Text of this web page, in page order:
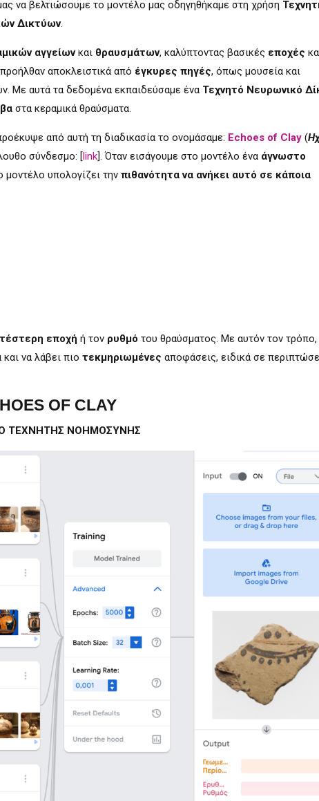
να βελτιώσουμε το μοντέλο μας οδηγηθήκαμε στη χρήση
Δικτύων.
αγγείωνκαι θραυσμάτων, καλύπτοντας βασικές εποχές
αποκλειστικά από έγκυρες πηγές, όπως μουσεία και
Με αυτά τα δεδομένα εκπαιδεύσαμε ένα Τεχνητό Νευρωνικό
στα κεραμικά θραύσματα.
από αυτή τη διαδικασία το ονομάσαμε: Echoes of Clay (
σύνδεσμο: [link]. Όταν εισάγουμε στο μοντέλο ένα άγνωστο
υπολογίζει την πιθανότητα να ανήκει αυτό σε κάποια
εποχή ή τον ρυθμό του θραύσματος. Με αυτόν τον
να λάβει πιο τεκμηριωμένες αποφάσεις, ειδικά σε
OF CLAY
ΤΕΧΝΗΤΗΣ ΝΟΗΜΟΣΥΝΗΣ